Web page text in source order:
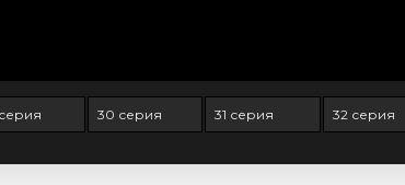
30 серия 31 серия 32 серия